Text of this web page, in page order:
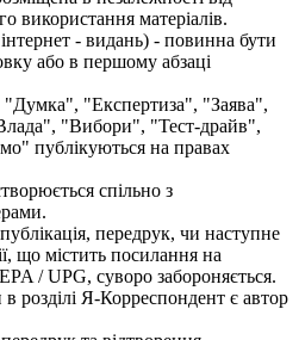
використання матеріалів.
- видань) - повинна бути
або в першому абзаці
"Експертиза", "Заява",
"Вибори", "Тест-драйв",
публікуються на правах
спільно з
передрук, чи наступне
що містить посилання на
/ UPG, суворо забороняється.
розділі Я-Корреспондент є автор